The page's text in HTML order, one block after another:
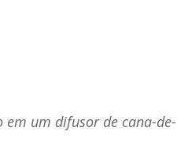
um difusor de cana-de-